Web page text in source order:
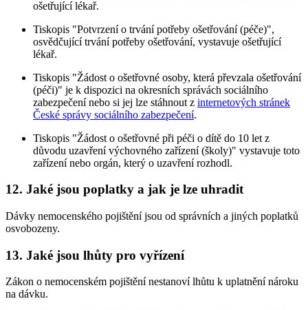
ošetřující lékař.
Tiskopis "Potvrzení o trvání potřeby ošetřování (péče)",
osvědčující trvání potřeby ošetřování, vystavuje ošetřující
lékař.
Tiskopis "Žádost o ošetřovné osoby, která převzala ošetřování
(péči)" je k dispozici na okresních správách sociálního
zabezpečení nebo si jej lze stáhnout z internetových stránek
České správy sociálního zabezpečení.
Tiskopis "Žádost o ošetřovné při péči o dítě do 10 let z
důvodu uzavření výchovného zařízení (školy)" vystavuje toto
zařízení nebo orgán, který o uzavření rozhodl.
12. Jaké jsou poplatky a jak je lze uhradit
Dávky nemocenského pojištění jsou od správních a jiných poplatků
osvobozeny.
13. Jaké jsou lhůty pro vyřízení
Zákon o nemocenském pojištění nestanoví lhůtu k uplatnění nároku
na dávku.